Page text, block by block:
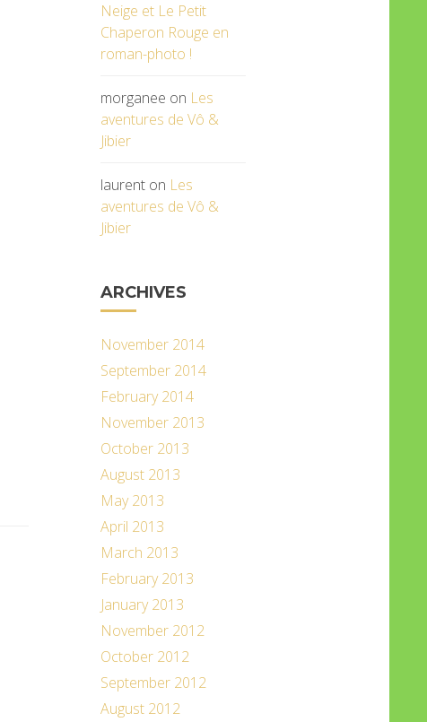
Neige et Le Petit
Chaperon Rouge en
roman-photo !
morganee on Les
aventures de Vô &
Jibier
laurenton Les
aventures de Vô &
Jibier
ARCHIVES
November 2014
September 2014
February 2014
November 2013
October 2013
August 2013
May 2013
April 2013
March 2013
February 2013
January 2013
November 2012
October 2012
September 2012
August 2012